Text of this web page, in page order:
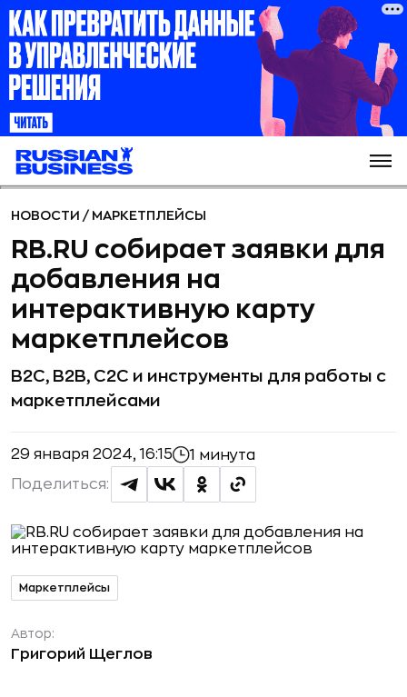
НОВОСТИ / МАРКЕТПЛЕЙСЫ
RB.RU собирает заявки для
добавления на
интерактивную карту
маркетплейсов
B2C, B2B, C2C и инструменты для работы с
маркетплейсами
29 января 2024, 16:15 1 минута
Поделиться:
Маркетплейсы
Автор:
Григорий Щеглов